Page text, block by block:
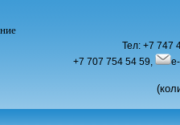
Тел: +7 747
+7 707 754 54 59,